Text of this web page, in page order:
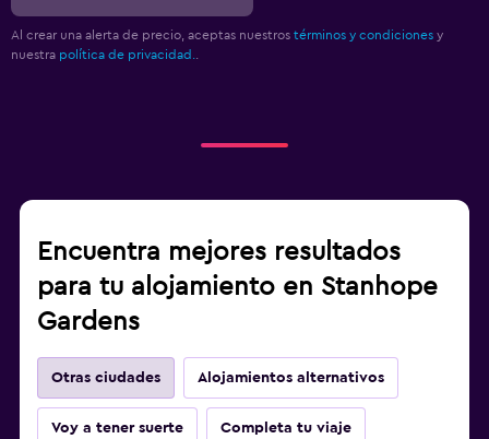
Al crear una alerta de precio, aceptas nuestros términos y condiciones y
nuestra política de privacidad.
Encuentra mejores resultados
para tu alojamiento en Stanhope
Gardens
Otras ciudades Alojamientos alternativos
Voy a tener suerte Completa tu viaje